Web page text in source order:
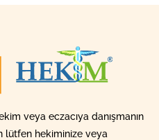
veya eczacıya danışmanın
lütfen hekiminize veya